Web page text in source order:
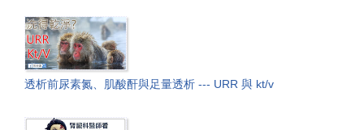
透析前尿素氮、肌酸酐與足量透析 --- URR 與 kt/v